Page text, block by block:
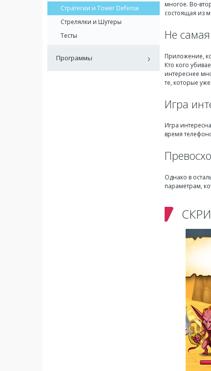
многое. Во-
состоящая из
Не
Приложение,
Кто кого
интереснее
те, которые
Игра
Игра
время
Однако в
параметрам,
Стратегии и Tower Defense
Стрелялки и Шутеры
Тесты
Программы